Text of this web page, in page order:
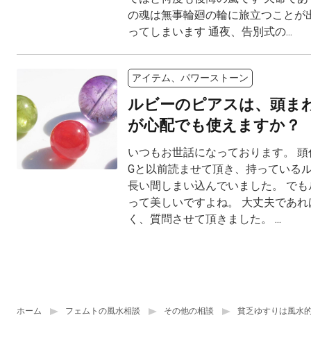
ホーム フェムトの風水相談 その他の相談 貧乏ゆすりは風水
の魂は無事輪廻の輪に旅立つことが
ってしまいます 通夜、告別式の...
アイテム、パワーストーン
ルビーのピアスは、頭ま
が心配でも使えますか？
いつもお世話になっております。
Gと以前読ませて頂き、持っている
長い間しまい込んでいました。 で
って美しいですよね。 大丈夫であ
く、質問させて頂きました。 ...